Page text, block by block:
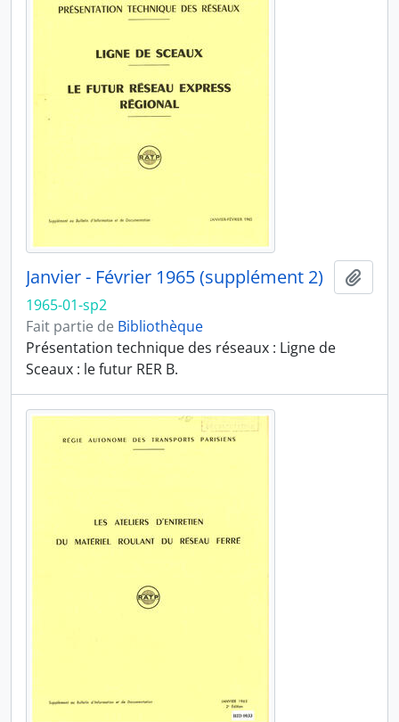
Janvier - Février 1965 (supplément 2)
1965-01-sp2
Fait partie de Bibliothèque
Présentation technique des réseaux : Ligne de
Sceaux : le futur RER B.